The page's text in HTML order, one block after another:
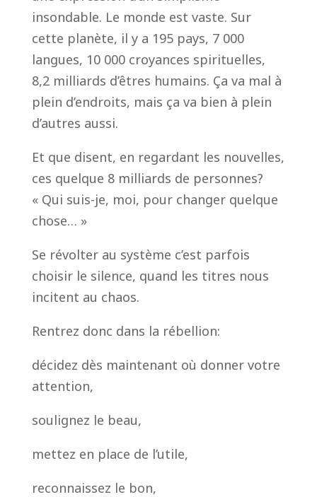
insondable. Le monde est vaste. Sur
cette planète, il y a 195 pays, 7 000
langues, 10 000 croyances spirituelles,
8,2 milliards d’êtres humains. Ça va mal à
plein d’endroits, mais ça va bien à plein
d’autres aussi.
Et que disent, en regardant les nouvelles,
ces quelque 8 milliards de personnes?
« Qui suis-je, moi, pour changer quelque
chose… »
Se révolter au système c’est parfois
choisir le silence, quand les titres nous
incitent au chaos.
Rentrez donc dans la rébellion:
décidez dès maintenant où donner votre
attention,
soulignez le beau,
mettez en place de l’utile,
reconnaissez le bon,